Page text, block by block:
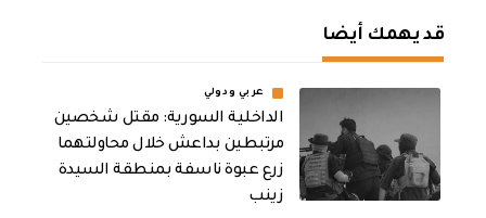
قد يهمك أيضا
عربي ودولي
الداخلية السورية: مقتل شخصين
مرتبطين بداعش خلال محاولتهما
زرع عبوة ناسفة بمنطقة السيدة
زينب